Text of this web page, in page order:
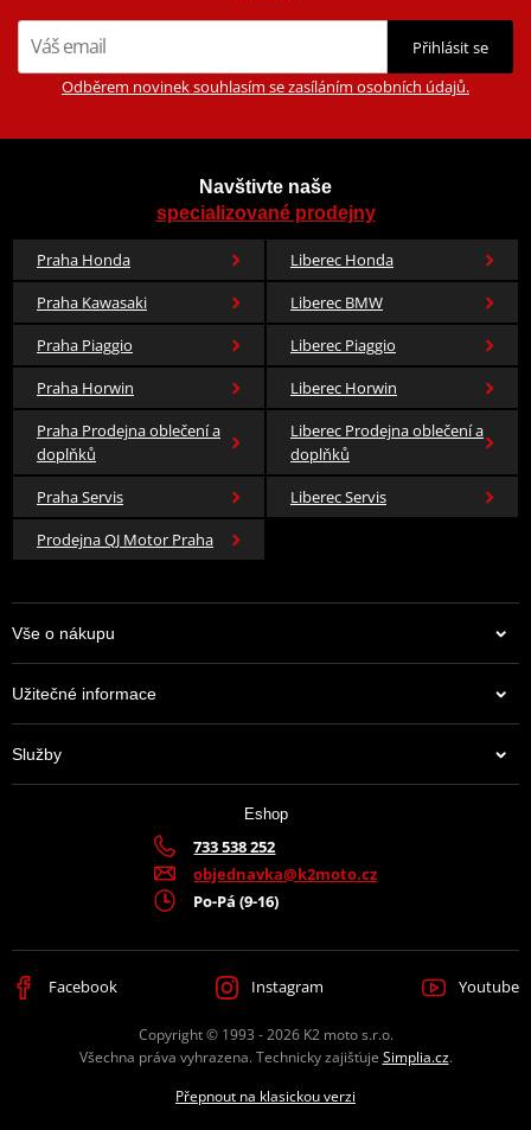
Přihlásit se
Odběrem novinek souhlasím se zasíláním osobních údajů.
Navštivte naše
specializované prodejny
Praha Honda
Liberec Honda
Praha Kawasaki
Liberec BMW
Praha Piaggio
Liberec Piaggio
Praha Horwin
Liberec Horwin
Praha Prodejna oblečení a
doplňků
Liberec Prodejna oblečení a
doplňků
Praha Servis
Liberec Servis
Prodejna QJ Motor Praha
Vše o nákupu
Užitečné informace
Služby
Eshop
733 538 252
objednavka@k2moto.cz
Po-Pá (9-16)
Facebook Instagram Youtube
Copyright © 1993 - 2026 K2 moto s.r.o.
Všechna práva vyhrazena. Technicky zajišťuje Simplia.cz.
Přepnout na klasickou verzi